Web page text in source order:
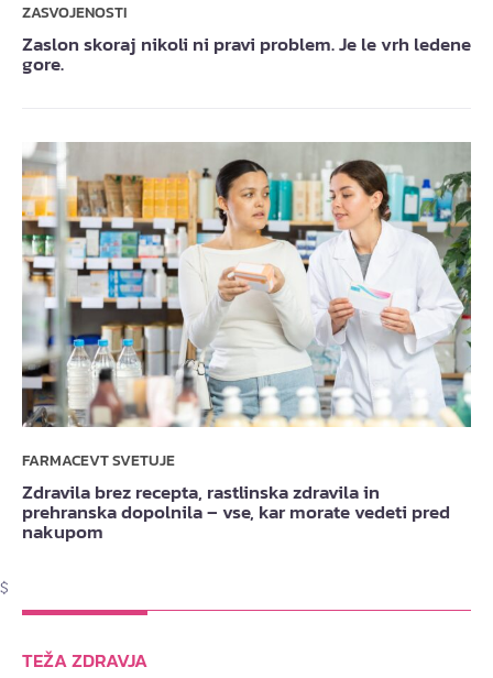
ZASVOJENOSTI
Zaslon skoraj nikoli ni pravi problem. Je le vrh ledene
gore.
FARMACEVT SVETUJE
Zdravila brez recepta, rastlinska zdravila in
prehranska dopolnila – vse, kar morate vedeti pred
nakupom
$
TEŽA ZDRAVJA